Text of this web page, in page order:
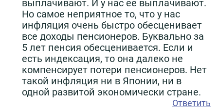
выплачивают. И у нас ее выплачивают.
Но самое неприятное то, что у нас
инфляция очень быстро обесценивает
все доходы пенсионеров. Буквально за
5 лет пенсия обесценивается. Если и
есть индексация, то она далеко не
компенсирует потери пенсионеров. Нет
такой инфляция ни в Японии, ни в
одной развитой экономически стране.
Ответить